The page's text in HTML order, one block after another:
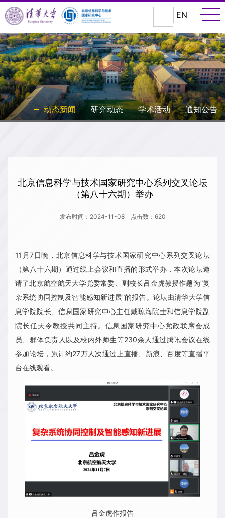
EN
动态新闻 研究动态 学术活动 通知公告
北京信息科学与技术国家研究中心系列交叉论坛
（第八十六期）举办
发布时间：2024-11-08点击数： 620
11月7日晚，北京信息科学与技术国家研究中心系列交叉论坛
（第八十六期）通过线上会议和直播的形式举办，本次论坛邀
请了北京航空航天大学党委常委、副校长吕金虎教授作题为“复
杂系统协同控制及智能感知新进展”的报告。论坛由清华大学信
息学院院长、信息国家研究中心主任戴琼海院士和信息学院副
院长任天令教授共同主持。信息国家研究中心党政联席会成
员、群体负责人以及校内外师生等230余人通过腾讯会议在线
参加论坛，累计约27万人次通过上直播、新浪、百度等直播平
台在线观看。
吕金虎作报告